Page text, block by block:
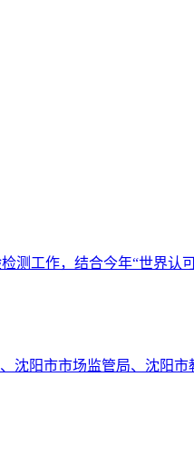
测工作，结合今年“世界
沈阳市市场监管局、沈阳